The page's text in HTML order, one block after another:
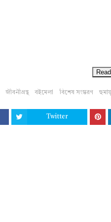
জীবনীগ্রন্থ বইমেলা বিশেষ সংস্করণ
Twitter